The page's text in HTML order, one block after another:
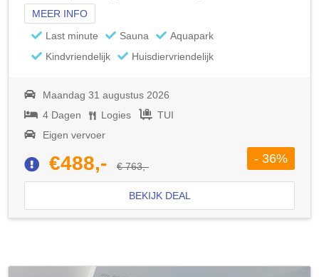
MEER INFO
Last minute
Sauna
Aquapark
Kindvriendelijk
Huisdiervriendelijk
Maandag 31 augustus 2026
4 Dagen
Logies
TUI
Eigen vervoer
€488,- € 763,-
- 36%
BEKIJK DEAL